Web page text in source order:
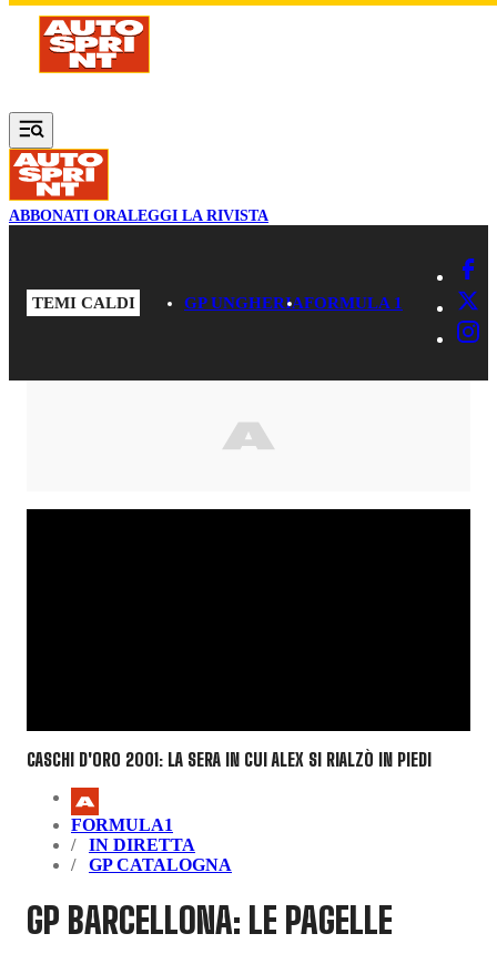
Vai al contenuto principale
ABBONATI ORALEGGI LA RIVISTA
TEMI CALDI GP UNGHERIAFORMULA 1
CASCHI D'ORO 2001: LA SERA IN CUI ALEX SI RIALZÒ IN PIEDI
FORMULA1
IN DIRETTA
GP CATALOGNA
GP BARCELLONA: LE PAGELLE